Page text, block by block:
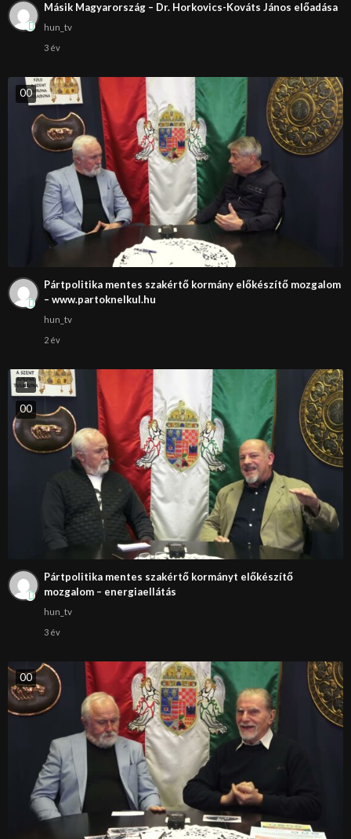
Másik Magyarország – Dr. Horkovics-Kováts János előadása
hun_tv
3 év
00
Pártpolitika mentes szakértő kormány előkészítő mozgalom
– www.partoknelkul.hu
hun_tv
2 év
1
00
Pártpolitika mentes szakértő kormányt előkészítő
mozgalom – energiaellátás
hun_tv
3 év
00